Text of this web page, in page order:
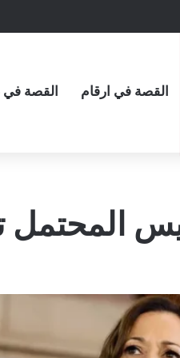
القصة في ارقام القصة في
المحتمل